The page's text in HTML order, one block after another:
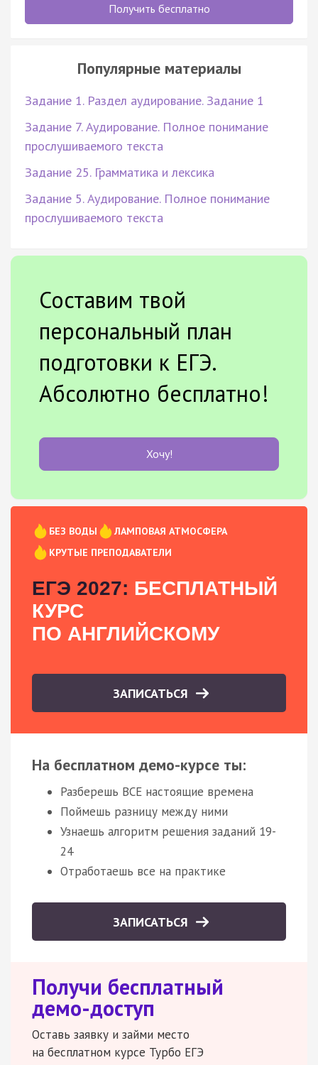
Получить бесплатно
Популярные материалы
Задание 1. Раздел аудирование. Задание 1
Задание 7. Аудирование. Полное понимание
прослушиваемого текста
Задание 25. Грамматика и лексика
Задание 5. Аудирование. Полное понимание
прослушиваемого текста
Составим твой
персональный план
подготовки к ЕГЭ.
Абсолютно бесплатно!
Хочу!
БЕЗ ВОДЫ
ЛАМПОВАЯ АТМОСФЕРА
КРУТЫЕ ПРЕПОДАВАТЕЛИ
ЕГЭ 2027: БЕСПЛАТНЫЙ
КУРС
ПО АНГЛИЙСКОМУ
ЗАПИСАТЬСЯ
На бесплатном демо-курсе ты:
Разберешь ВСЕ настоящие времена
Поймешь разницу между ними
Узнаешь алгоритм решения заданий 19-
24
Отработаешь все на практике
ЗАПИСАТЬСЯ
Получи бесплатный
демо-доступ
Оставь заявку и займи место
на бесплатном курсе Турбо ЕГЭ